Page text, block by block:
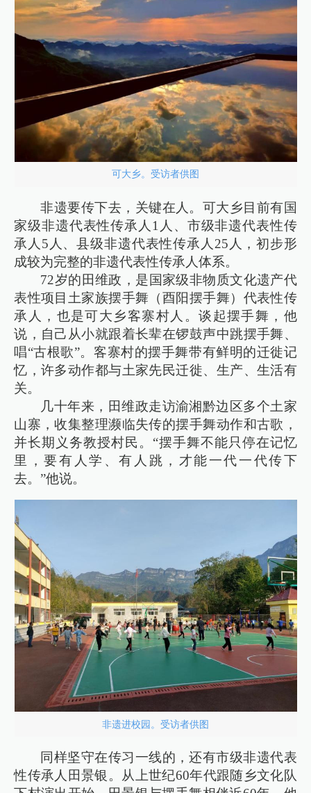
可大乡。受访者供图
非遗要传下去，关键在人。可大乡目前有国
家级非遗代表性传承人1人、市级非遗代表性传
承人5人、县级非遗代表性传承人25人，初步形
成较为完整的非遗代表性传承人体系。
72岁的田维政，是国家级非物质文化遗产代
表性项目土家族摆手舞（酉阳摆手舞）代表性传
承人，也是可大乡客寨村人。谈起摆手舞，他
说，自己从小就跟着长辈在锣鼓声中跳摆手舞、
唱“古根歌”。客寨村的摆手舞带有鲜明的迁徙记
忆，许多动作都与土家先民迁徙、生产、生活有
关。
几十年来，田维政走访渝湘黔边区多个土家
山寨，收集整理濒临失传的摆手舞动作和古歌，
并长期义务教授村民。“摆手舞不能只停在记忆
里，要有人学、有人跳，才能一代一代传下
去。”他说。
非遗进校园。受访者供图
同样坚守在传习一线的，还有市级非遗代表
性传承人田景银。从上世纪60年代跟随乡文化队